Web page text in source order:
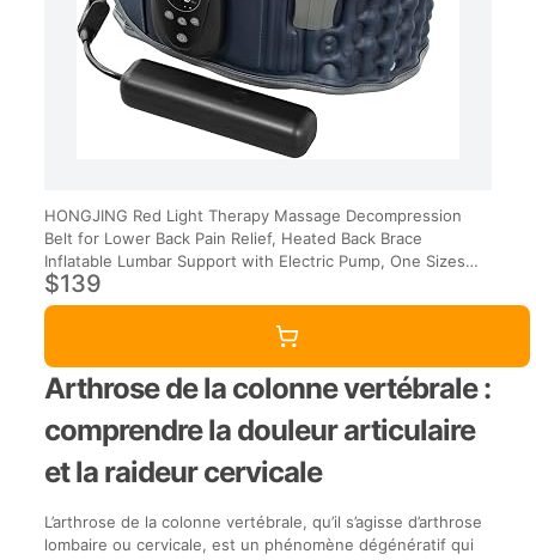
HONGJING Red Light Therapy Massage Decompression
Belt for Lower Back Pain Relief, Heated Back Brace
Inflatable Lumbar Support with Electric Pump, One Sizes
Fits 29-49 Waist
$139
Arthrose de la colonne vertébrale :
comprendre la douleur articulaire
et la raideur cervicale
L’arthrose de la colonne vertébrale, qu’il s’agisse d’arthrose
lombaire ou cervicale, est un phénomène dégénératif qui